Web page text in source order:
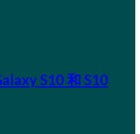
S10 和 S10